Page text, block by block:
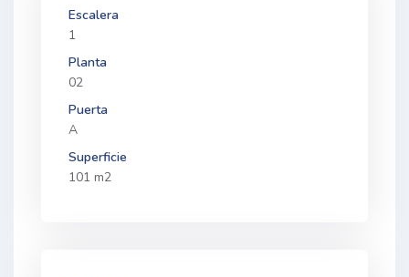
Escalera
1
Planta
02
Puerta
A
Superficie
101 m2